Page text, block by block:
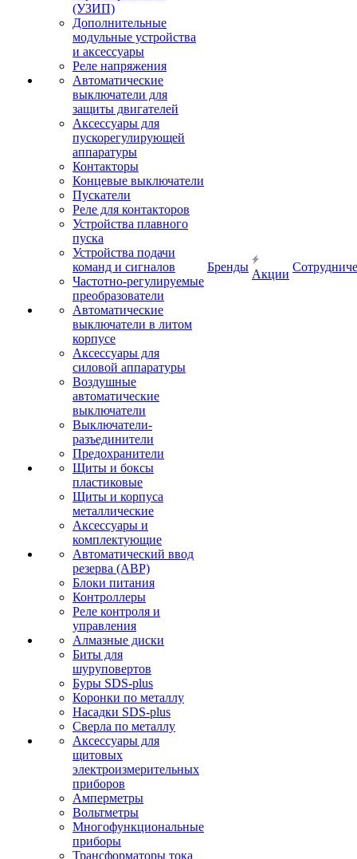
(УЗИП)
Дополнительные
модульные устройства
и аксессуары
Реле напряжения
Автоматические
выключатели для
защиты двигателей
Аксессуары для
пускорегулирующей
аппаратуры
Контакторы
Концевые выключатели
Пускатели
Реле для контакторов
Устройства плавного
пуска
Устройства подачи
команд и сигналов
Частотно-регулируемые
преобразователи
Автоматические
выключатели в литом
корпусе
Аксессуары для
силовой аппаратуры
Воздушные
автоматические
выключатели
Выключатели-
разъединители
Предохранители
Щиты и боксы
пластиковые
Щиты и корпуса
металлические
Аксессуары и
комплектующие
Автоматический ввод
резерва (АВР)
Блоки питания
Контроллеры
Реле контроля и
управления
Алмазные диски
Биты для
шуруповертов
Буры SDS-plus
Коронки по металлу
Насадки SDS-plus
Сверла по металлу
Аксессуары для
щитовых
электроизмерительных
приборов
Амперметры
Вольтметры
Многофункциональные
приборы
Трансформаторы тока
Бренды
Акции